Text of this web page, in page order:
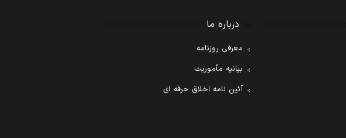
درباره ما
معرفی روزنامه
بیانیه مأموریت
آئین نامه اخلاق حرفه ای